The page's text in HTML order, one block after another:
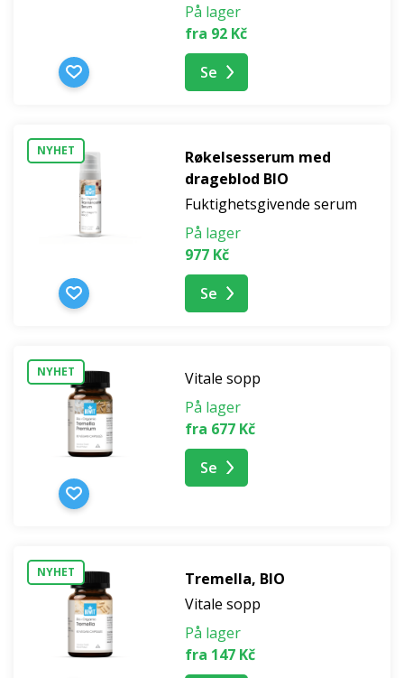
På lager
fra 92 Kč
Se
NYHET
Røkelsesserum med
drageblod BIO
Fuktighetsgivende serum
På lager
977 Kč
Se
NYHET
Vitale sopp
På lager
fra 677 Kč
Se
NYHET
Tremella, BIO
Vitale sopp
På lager
fra 147 Kč